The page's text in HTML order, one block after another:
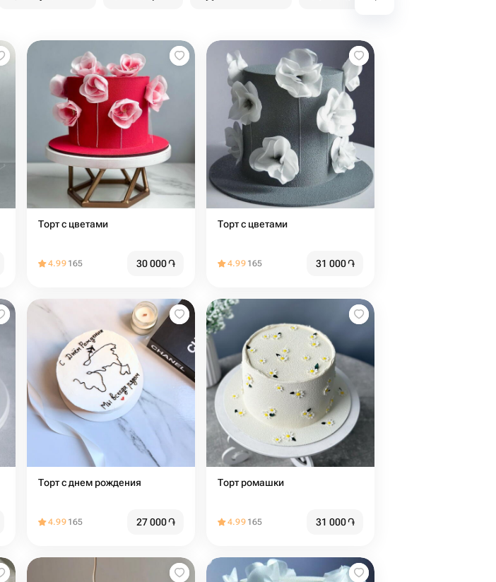
Торт с цветами
4.99 165 30 000֏
Торт с цветами
4.99 165 31 000֏
Торт с днем рождения
4.99 165 27 000֏
Торт ромашки
4.99 165 31 000֏